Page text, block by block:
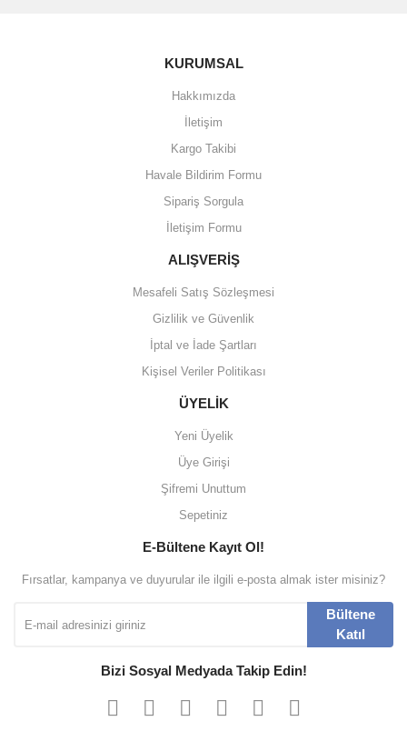
KURUMSAL
Hakkımızda
İletişim
Kargo Takibi
Havale Bildirim Formu
Sipariş Sorgula
İletişim Formu
ALIŞVERİŞ
Mesafeli Satış Sözleşmesi
Gizlilik ve Güvenlik
İptal ve İade Şartları
Kişisel Veriler Politikası
ÜYELİK
Yeni Üyelik
Üye Girişi
Şifremi Unuttum
Sepetiniz
E-Bültene Kayıt Ol!
Fırsatlar, kampanya ve duyurular ile ilgili e-posta almak ister misiniz?
Bültene
Katıl
Bizi Sosyal Medyada Takip Edin!